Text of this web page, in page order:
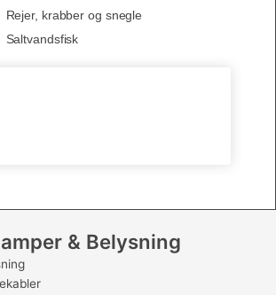
Rejer, krabber og snegle
Saltvandsfisk
& Belysning